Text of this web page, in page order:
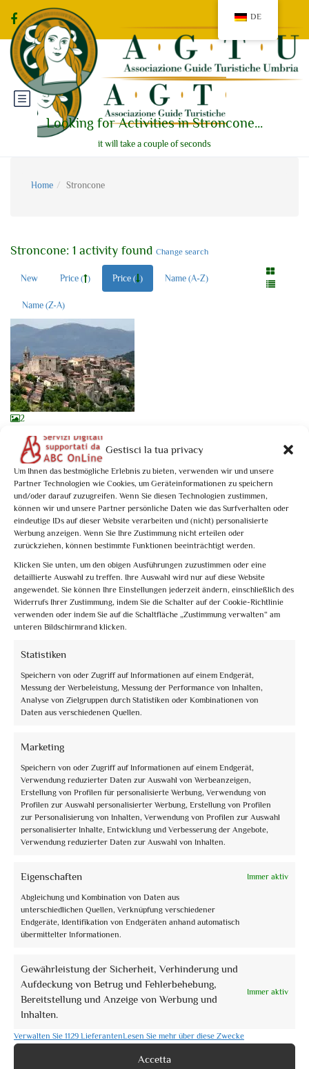
Gestisci la tua privacy
Um Ihnen das bestmögliche Erlebnis zu bieten, verwenden wir und unsere
Partner Technologien wie Cookies, um Geräteinformationen zu speichern
und/oder darauf zuzugreifen. Wenn Sie diesen Technologien zustimmen,
können wir und unsere Partner persönliche Daten wie das Surfverhalten oder
eindeutige IDs auf dieser Website verarbeiten und (nicht) personalisierte
Werbung anzeigen. Wenn Sie Ihre Zustimmung nicht erteilen oder
zurückziehen, können bestimmte Funktionen beeinträchtigt werden.
Klicken Sie unten, um den obigen Ausführungen zuzustimmen oder eine
detaillierte Auswahl zu treffen. Ihre Auswahl wird nur auf diese Website
angewendet. Sie können Ihre Einstellungen jederzeit ändern, einschließlich des
Widerrufs Ihrer Zustimmung, indem Sie die Schalter auf der Cookie-Richtlinie
verwenden oder indem Sie auf die Schaltfläche „Zustimmung verwalten“ am
unteren Bildschirmrand klicken.
Statistiken
Speichern von oder Zugriff auf Informationen auf einem Endgerät,
Messung der Werbeleistung, Messung der Performance von Inhalten,
Analyse von Zielgruppen durch Statistiken oder Kombinationen von
Daten aus verschiedenen Quellen.
Marketing
Speichern von oder Zugriff auf Informationen auf einem Endgerät,
Verwendung reduzierter Daten zur Auswahl von Werbeanzeigen,
Erstellung von Profilen für personalisierte Werbung, Verwendung von
Profilen zur Auswahl personalisierter Werbung, Erstellung von Profilen
zur Personalisierung von Inhalten, Verwendung von Profilen zur Auswahl
personalisierter Inhalte, Entwicklung und Verbesserung der Angebote,
Verwendung reduzierter Daten zur Auswahl von Inhalten.
Eigenschaften Immer aktiv
Abgleichung und Kombination von Daten aus
unterschiedlichen Quellen, Verknüpfung verschiedener
Endgeräte, Identifikation von Endgeräten anhand automatisch
übermittelter Informationen.
Gewährleistung der Sicherheit, Verhinderung und
Aufdeckung von Betrug und Fehlerbehebung,
Bereitstellung und Anzeige von Werbung und
Inhalten.
Immer aktiv
Verwalten Sie 1129 LieferantenLesen Sie mehr über diese Zwecke
Accetta
Looking for Activities in Stroncone...
it will take a couple of seconds
Home Stroncone
Stroncone: 1 activity found Change search
New Price ( ) Price ( ) Name (A-Z)
Name (Z-A)
2
Tesori dell’Umbria Meridionale: Stroncone
Activity Type: Specific Date
A pochi chilometri da Terni, giace abbarbicato su un colle Stroncone,
delizioso borgo ...
From €10,00
Book now
Stroncone: 1 activity found. Showing 1 - 1
Not what you're looking for?Try your search again
+39 075 815228
Erhalten Sie Updates und mehr
Abonnieren Sie den kostenlosen Newsletter und bleiben Sie auf dem
Laufenden
Orte des Herzens
Perugia
Assisi
DE